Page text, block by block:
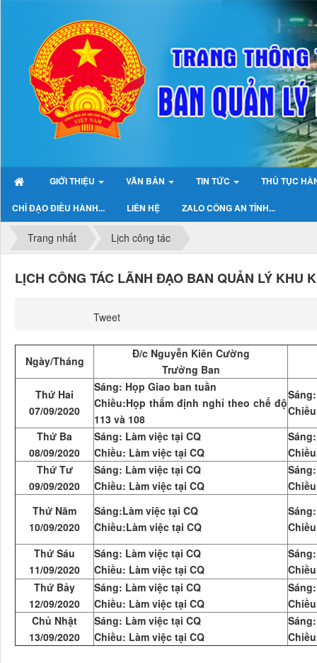
GIỚI THIỆU VĂN BẢN TIN TỨC THỦ TỤC
CHỈ ĐẠO ĐIỀU HÀNH... LIÊN HỆ ZALO CÔNG AN TỈNH...
Trang nhất Lịch công tác
LỊCH CÔNG TÁC LÃNH ĐẠO BAN QUẢN LÝ KHU
Tweet
Ngày/Tháng
Đ/c Nguyễn Kiên Cường
Trưởng Ban
Thứ Hai
07/09/2020
Sáng: Họp Giao ban tuần
Chiều:Họp thẩm định nghỉ theo chế độ
113 và 108
Thứ Ba
08/09/2020
Sáng: Làm việc tại CQ
Chiều: Làm việc tại CQ
Thứ Tư
09/09/2020
Sáng: Làm việc tại CQ
Chiều: Làm việc tại CQ
Sáng:
Thứ Năm
10/09/2020
Sáng:Làm việc tại CQ
Chiều:Làm việc tại CQ
Thứ Sáu
11/09/2020
Sáng: Làm việc tại CQ
Chiều: Làm việc tại CQ
Thứ Bảy
12/09/2020
Sáng: Làm việc tại CQ
Chiều: Làm việc tại CQ
Chủ Nhật
13/09/2020
Sáng: Làm việc tại CQ
Chiều: Làm việc tại CQ